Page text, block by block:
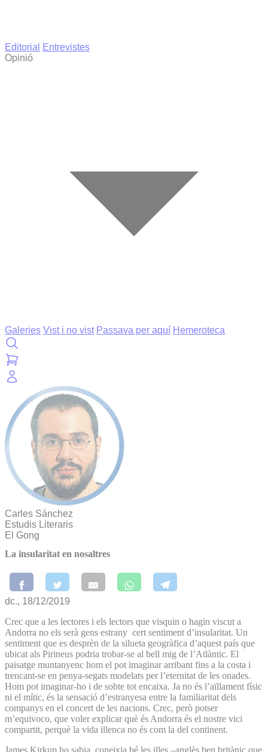
Editorial
Entrevistes
Opinió
Galeries Vist i no vist Passava per aquí Hemeroteca
Carles Sánchez
Estudis Literaris
El Gong
La insularitat en nosaltres
dc., 18/12/2019
Crec que a les lectores i els lectors que visquin o hagin viscut a
Andorra no els serà gens estrany cert sentiment d’insularitat. Un
sentiment que es desprèn de la silueta geogràfica d’aquest país que
ubicat als Pirineus podria trobar-se al bell mig de l’Atlàntic. El
paisatge muntanyenc hom el pot imaginar arribant fins a la costa i
trencant-se en penya-segats modelats per l’eternitat de les onades.
Hom pot imaginar-ho i de sobte tot encaixa. Ja no és l’aïllament físic
ni el mític, és la sensació d’estranyesa entre la familiaritat dels
companys en el concert de les nacions. Crec, però potser
m’equivoco, que voler explicar què és Andorra és el nostre vici
compartit, perquè la vida illenca no és com la del continent.
James Kirkup ho sabia, coneixia bé les illes –anglès ben britànic que